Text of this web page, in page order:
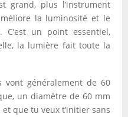
grand, plus l’instrument
la luminosité et le
C’est un point essentiel,
la lumière fait toute la
vont généralement de 60
un diamètre de 60 mm
que tu veux t’initier sans